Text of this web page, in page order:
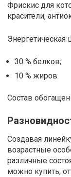
Фрискис для
красители,
Энергетическая
30 % белков;
10 % жиров.
Состав
Создавая
возрастные
различные
можно купить,